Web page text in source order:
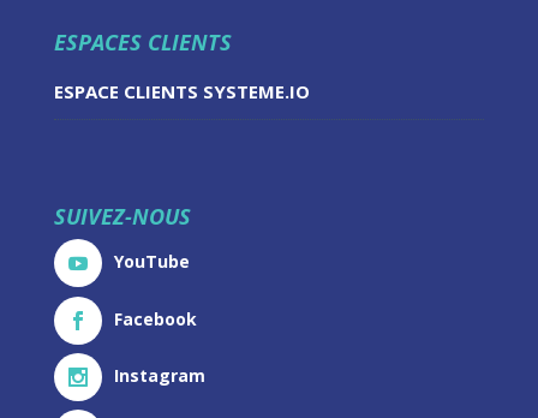
ESPACES CLIENTS
ESPACE CLIENTS SYSTEME.IO
SUIVEZ-NOUS
YouTube
Facebook
Instagram